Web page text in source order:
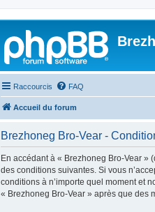
Raccourcis FAQ
Accueil du forum
Brezhoneg Bro-Vear -
En accédant à « Brezhoneg Bro-Vear »
des conditions suivantes. Si vous
conditions à n’importe quel moment et
« Brezhoneg Bro-Vear » après que des